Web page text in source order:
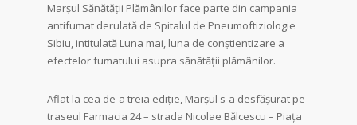
Marșul Sănătății Plămânilor face parte din campania
antifumat derulată de Spitalul de Pneumoftiziologie
Sibiu, intitulată Luna mai, luna de conștientizare a
efectelor fumatului asupra sănătății plămânilor.
Aflat la cea de-a treia ediție, Marșul s-a desfășurat pe
traseul Farmacia 24 – strada Nicolae Bălcescu – Piața